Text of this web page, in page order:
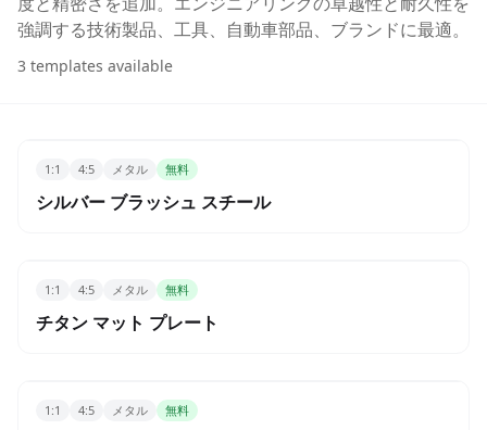
強調する技術製品、工具、自動車部品、ブランドに最適。
3 templates available
1:1 4:5 メタル 無料
シルバー ブラッシュ スチール
1:1 4:5 メタル 無料
チタン マット プレート
1:1 4:5 メタル 無料